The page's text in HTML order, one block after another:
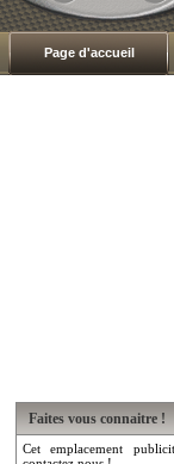
Page d'accueil
Faites vous connaitre !
Cet emplacement